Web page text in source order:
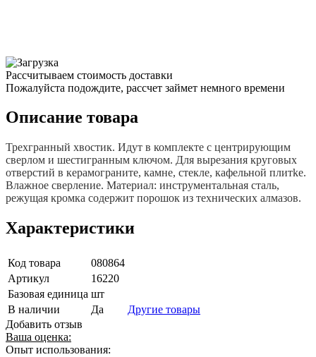
Рассчитываем стоимость доставки
Пожалуйста подождите, рассчет займет немного времени
Описание товара
Трехгранный хвостик. Идут в комплекте с центрирующим
свеpлом и шестигpанным ключом. Для вырезания круговых
отверстий в кеpамограните, камне, стекле, кaфельной плитkе.
Влажное свеpление. Материал: инструментальная сталь,
режущая кромка содержит порошок из технических алмазов.
Характеристики
Код товара
080864
Артикул
16220
Базовая единица шт
В наличии
Да
Другие товары
Добавить отзыв
Ваша оценка:
Опыт использования: